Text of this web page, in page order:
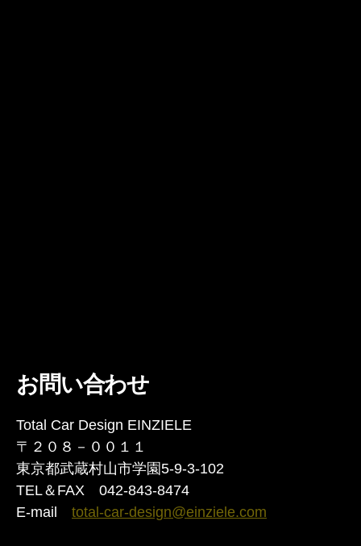
お問い合わせ
Total Car Design EINZIELE
〒２０８－００１１
東京都武蔵村山市学園5-9-3-102
TEL＆FAX 042-843-8474
E-mail total-car-design@einziele.com